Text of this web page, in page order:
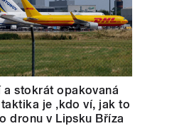
a stokrát opakovaná
je ‚kdo ví, jak to
dronu v Lipsku Bříza